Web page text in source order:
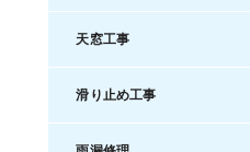
天窓工事
滑り止め工事